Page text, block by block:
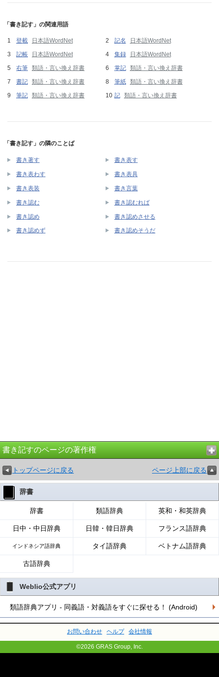
「書き記す」の関連用語
登載 日本語WordNet 記名
日本語WordNet
記帳
日本語WordNet 集録
日本語WordNet
右筆 類語・言い換え辞書 掌記 類語・言い換え辞書
書記 類語・言い換え辞書 筆紙 類語・言い換え辞書
筆記 類語・言い換え辞書 記 類語・言い換え辞書
「書き記す」の隣のことば
書き著す 書き表す
書き表わす 書き表具
書き表装 書き言葉
書き認む 書き認むれば
書き認め 書き認めさせる
書き認めず 書き認めそうだ
書き記すのページの著作権
トップページに戻る ページ上部に戻る
辞書
辞書 類語辞典 英和・和英辞典
日中・中日辞典 日韓・韓日辞典 フランス語辞典
インドネシア語辞典 タイ語辞典 ベトナム語辞典
古語辞典
Weblio公式アプリ
類語辞典アプリ - 同義語・対義語をすぐに探せる！ (Android)
お問い合わせ ヘルプ 会社情報
©2026 GRAS Group, Inc.